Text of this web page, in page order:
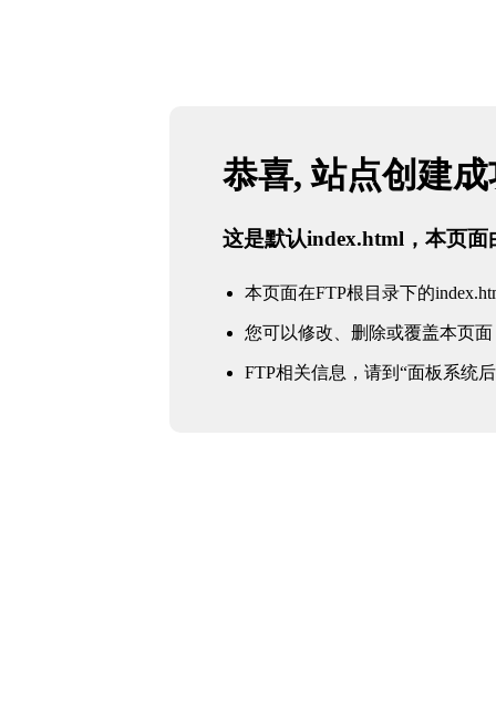
恭喜, 站点创建
这是默认index.html，本页面
本页面在FTP根目录下的
您可以修改、删除或覆盖本页面
FTP相关信息，请到“面板系统